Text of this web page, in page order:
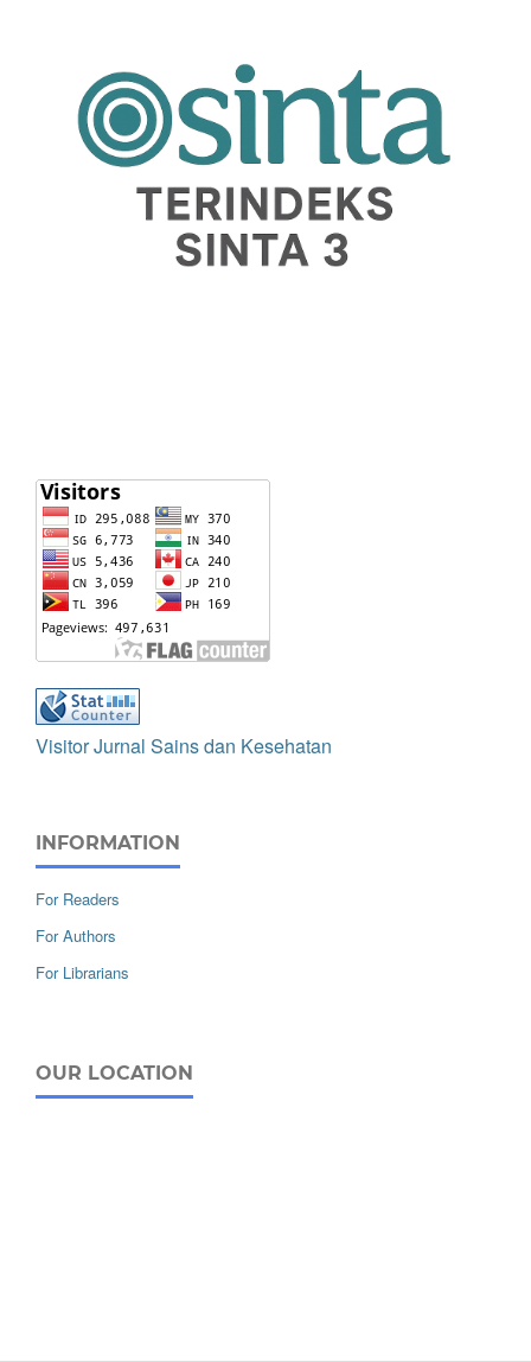
Visitor Jurnal Sains dan Kesehatan
INFORMATION
For Readers
For Authors
For Librarians
OUR LOCATION